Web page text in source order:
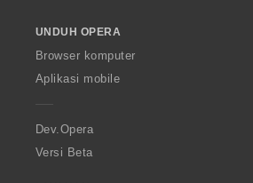
w
O
p
a
UNDUH OPERA
Browser komputer
Aplikasi mobile
Dev.Opera
Versi Beta